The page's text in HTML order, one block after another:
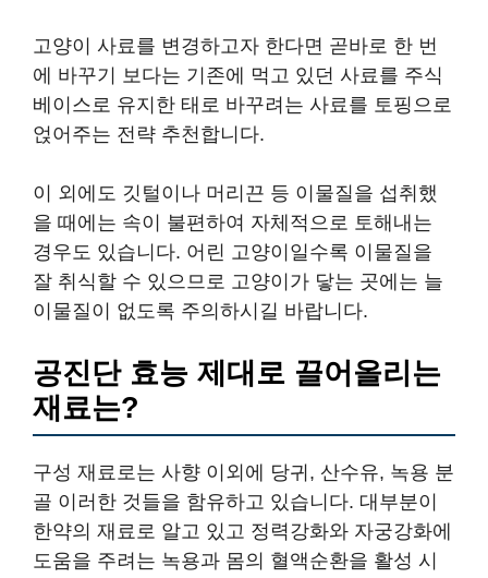
고양이 사료를 변경하고자 한다면 곧바로 한 번
에 바꾸기 보다는 기존에 먹고 있던 사료를 주식
베이스로 유지한 태로 바꾸려는 사료를 토핑으로
얹어주는 전략 추천합니다.
이 외에도 깃털이나 머리끈 등 이물질을 섭취했
을 때에는 속이 불편하여 자체적으로 토해내는
경우도 있습니다. 어린 고양이일수록 이물질을
잘 취식할 수 있으므로 고양이가 닿는 곳에는 늘
이물질이 없도록 주의하시길 바랍니다.
공진단 효능 제대로 끌어올리는
재료는?
구성 재료로는 사향 이외에 당귀, 산수유, 녹용 분
골 이러한 것들을 함유하고 있습니다. 대부분이
한약의 재료로 알고 있고 정력강화와 자궁강화에
도움을 주려는 녹용과 몸의 혈액순환을 활성 시